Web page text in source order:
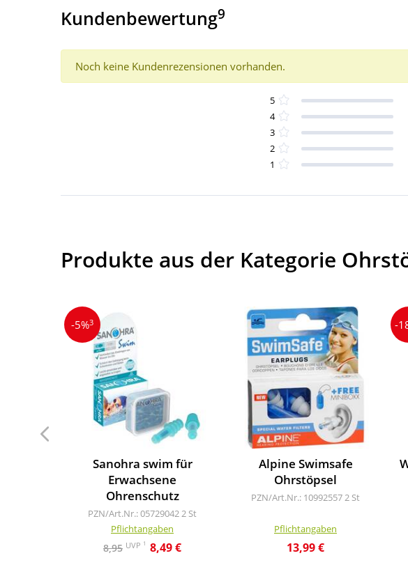
Kundenbewertung9
Noch keine Kundenrezensionen vorhanden.
5
4
3
2
1
Produkte aus der Kategorie
-5%3
Sanohra swim für
Erwachsene
Ohrenschutz
PZN/Art.Nr.: 057290422 St
Pflichtangaben
8,95 UVP 1 8,49 €
Alpine Swimsafe
Ohrstöpsel
PZN/Art.Nr.: 109925572 St
Pflichtangaben
13,99 €
-